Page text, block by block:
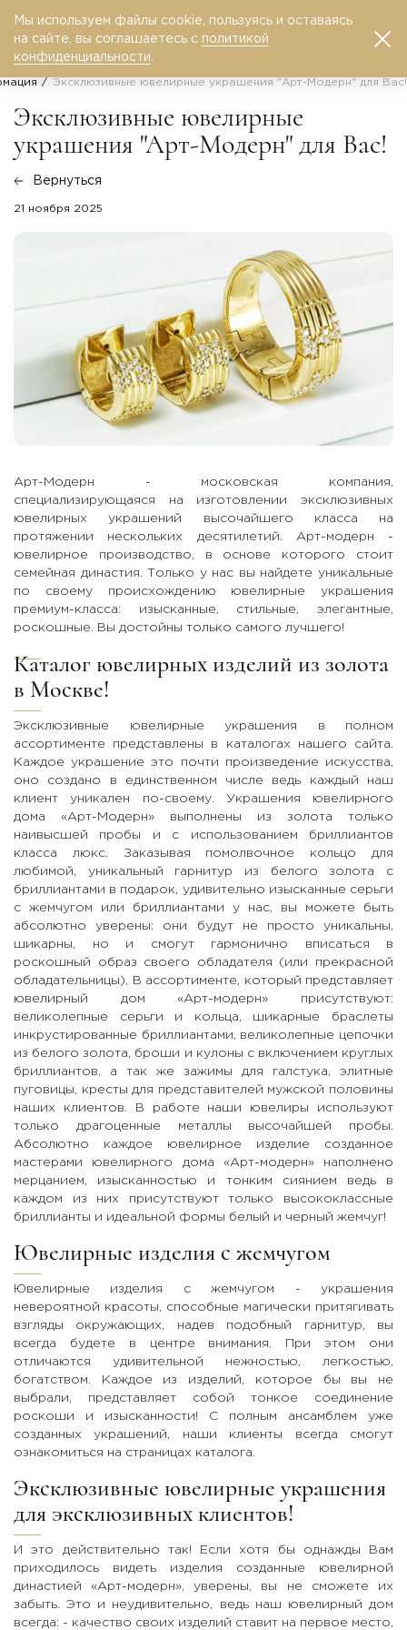
0
Эксклюзивные ювелирные украшения "Арт-Модерн" для Вас!
Эксклюзивные ювелирные
украшения "Арт-Модерн" для Вас!
Вернуться
21 ноября 2025
Арт-Модерн - московская компания,
специализирующаяся на изготовлении эксклюзивных
ювелирных украшений высочайшего класса на
протяжении нескольких десятилетий. Арт-модерн -
ювелирное производство, в основе которого стоит
семейная династия. Только у нас вы найдете уникальные
по своему происхождению ювелирные украшения
премиум-класса: изысканные, стильные, элегантные,
роскошные. Вы достойны только самого лучшего!
Каталог ювелирных изделий из золота
в Москве!
Эксклюзивные ювелирные украшения в полном
ассортименте представлены в каталогах нашего сайта.
Каждое украшение это почти произведение искусства,
оно создано в единственном числе ведь каждый наш
клиент уникален по-своему. Украшения ювелирного
дома «Арт-Модерн» выполнены из золота только
наивысшей пробы и с использованием бриллиантов
класса люкс. Заказывая помолвочное кольцо для
любимой, уникальный гарнитур из белого золота с
бриллиантами в подарок, удивительно изысканные серьги
с жемчугом или бриллиантами у нас, вы можете быть
абсолютно уверены: они будут не просто уникальны,
шикарны, но и смогут гармонично вписаться в
роскошный образ своего обладателя (или прекрасной
обладательницы), В ассортименте, который представляет
ювелирный дом «Арт-модерн» присутствуют:
великолепные серьги и кольца, шикарные браслеты
инкрустированные бриллиантами, великолепные цепочки
из белого золота, броши и кулоны с включением круглых
бриллиантов, а так же зажимы для галстука, элитные
пуговицы, кресты для представителей мужской половины
наших клиентов. В работе наши ювелиры используют
только драгоценные металлы высочайшей пробы.
Абсолютно каждое ювелирное изделие созданное
мастерами ювелирного дома «Арт-модерн» наполнено
мерцанием, изысканностью и тонким сиянием ведь в
каждом из них присутствуют только высококлассные
бриллианты и идеальной формы белый и черный жемчуг!
Ювелирные изделия с жемчугом
Ювелирные изделия с жемчугом - украшения
невероятной красоты, способные магически притягивать
взгляды окружающих, надев подобный гарнитур, вы
всегда будете в центре внимания. При этом они
отличаются удивительной нежностью, легкостью,
богатством. Каждое из изделий, которое бы вы не
выбрали, представляет собой тонкое соединение
роскоши и изысканности! С полным ансамблем уже
созданных украшений, наши клиенты всегда смогут
ознакомиться на страницах каталога.
Эксклюзивные ювелирные украшения
для эксклюзивных клиентов!
И это действительно так! Если хотя бы однажды Вам
приходилось видеть изделия созданные ювелирной
династией «Арт-модерн», уверены, вы не сможете их
забыть. Это и неудивительно, ведь наш ювелирный дом
всегда: - качество своих изделий ставит на первое место,
Мы используем файлы cookie, пользуясь и оставаясь
на сайте, вы соглашаетесь с политикой
конфиденциальности